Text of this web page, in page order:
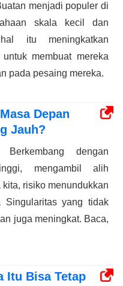
menjadi populer di
skala kecil dan
itu meningkatkan
untuk membuat mereka
pada pesaing mereka.
Depan
Jauh?
dengan
mengambil alih
kita, risiko menundukkan
Singularitas yang tidak
juga meningkat. Baca,
Itu Bisa Tetap